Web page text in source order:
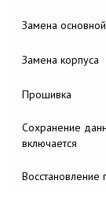
Замена
Замена корпуса
Прошивка
Сохранение
включается
Восстановление